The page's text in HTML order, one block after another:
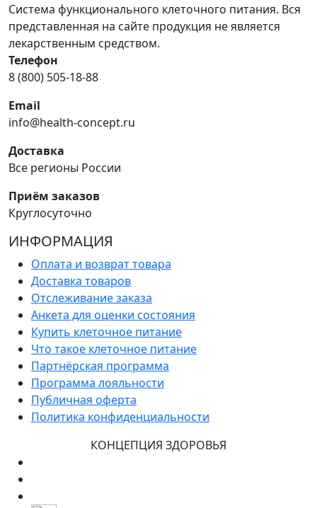
Система функционального клеточного питания. Вся
представленная на сайте продукция не является
лекарственным средством.
Телефон
8 (800) 505-18-88
Email
info@health-concept.ru
Доставка
Все регионы России
Приём заказов
Круглосуточно
ИНФОРМАЦИЯ
Оплата и возврат товара
Доставка товаров
Отслеживание заказа
Анкета для оценки состояния
Купить клеточное питание
Что такое клеточное питание
Партнёрская программа
Программа лояльности
Публичная оферта
Политика конфиденциальности
КОНЦЕПЦИЯ ЗДОРОВЬЯ